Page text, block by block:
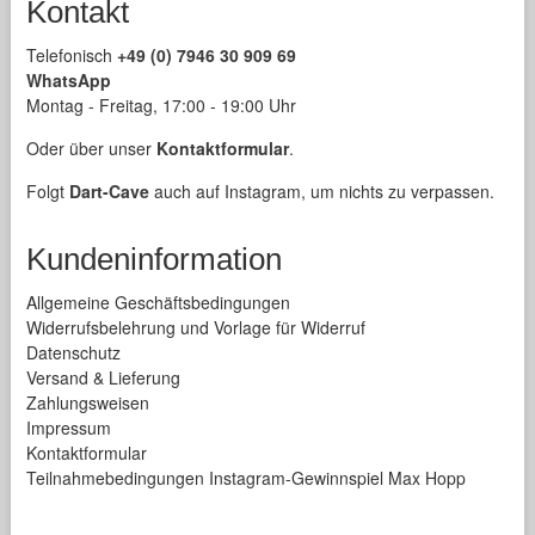
Kontakt
Telefonisch +49 (0) 7946 30 909 69
WhatsApp
Montag - Freitag, 17:00 - 19:00 Uhr
Oder über unser Kontaktformular.
Folgt Dart-Caveauch auf Instagram, um nichts zu verpassen.
Kundeninformation
Allgemeine Geschäftsbedingungen
Widerrufsbelehrung und Vorlage für Widerruf
Datenschutz
Versand & Lieferung
Zahlungsweisen
Impressum
Kontaktformular
Teilnahmebedingungen Instagram-Gewinnspiel Max Hopp